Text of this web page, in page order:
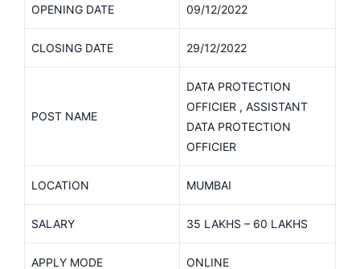
OPENING DATE 09/12/2022
CLOSING DATE 29/12/2022
POST NAME
DATA PROTECTION
OFFICIER , ASSISTANT
DATA PROTECTION
OFFICIER
LOCATION MUMBAI
SALARY 35 LAKHS – 60 LAKHS
APPLY MODE ONLINE